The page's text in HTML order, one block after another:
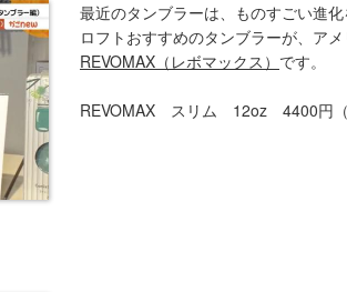
最近のタンブラーは、ものすごい進化
ロフトおすすめのタンブラーが、ア
REVOMAX（レボマックス） です。
REVOMAX スリム 12oz 4400円（